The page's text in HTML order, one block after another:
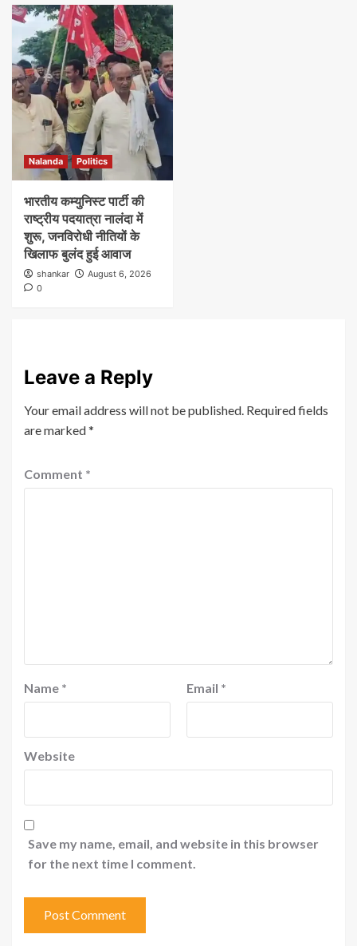
Nalanda Politics
भारतीय कम्युनिस्ट पार्टी की
राष्ट्रीय पदयात्रा नालंदा में
शुरू, जनविरोधी नीतियों के
खिलाफ बुलंद हुई आवाज
shankar
August 6, 2026
0
Leave a Reply
Your email address will not be published. Required fields
are marked*
Comment *
Name * Email *
Website
Save my name, email, and website in this browser
for the next time I comment.